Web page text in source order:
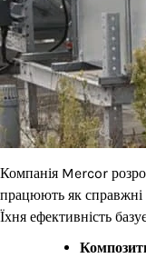
Компанія Mercor
працюють як справжні
Їхня ефективність